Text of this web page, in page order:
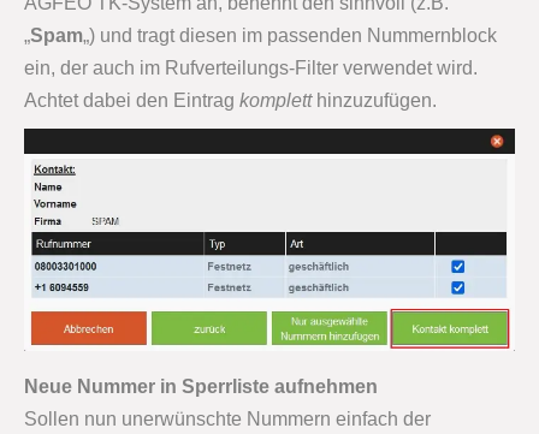
„Spam„) und tragt diesen im passenden Nummernblock
ein, der auch im Rufverteilungs-Filter verwendet wird.
Achtet dabei den Eintrag kompletthinzuzufügen.
Neue Nummer in Sperrliste aufnehmen
Sollen nun unerwünschte Nummern einfach der